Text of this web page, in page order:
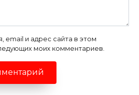
email и адрес сайта в этом
моих комментариев.